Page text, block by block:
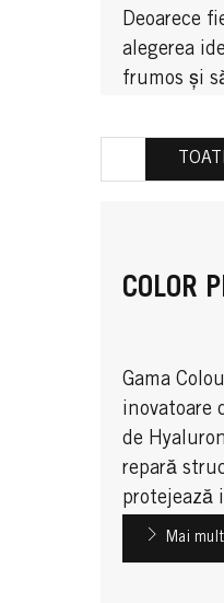
Deoarece
alegerea
frumos și
COLOR
Gama
inovatoare
de
repară
protejează
Mai